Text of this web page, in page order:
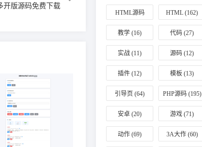
开版源码免费下载
HTML源码
(164)
HTML (162)
教学 (16) 代码 (27)
实战 (11) 源码 (12)
插件 (12) 模板 (13)
引导页 (64) PHP源码(195)
安卓 (20) 游戏 (71)
动作 (69) 3A大作(60)